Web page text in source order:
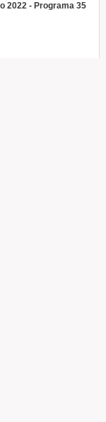
2022 - Programa 35